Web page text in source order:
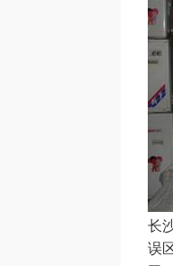
长
误